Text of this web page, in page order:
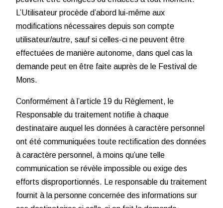
L’Utilisateur procède d’abord lui-même aux
modifications nécessaires depuis son compte
utilisateur/autre, sauf si celles-ci ne peuvent être
effectuées de manière autonome, dans quel cas la
demande peut en être faite auprès de le Festival de
Mons.
Conformément à l’article 19 du Règlement, le
Responsable du traitement notifie à chaque
destinataire auquel les données à caractère personnel
ont été communiquées toute rectification des données
à caractère personnel, à moins qu’une telle
communication se révèle impossible ou exige des
efforts disproportionnés. Le responsable du traitement
fournit à la personne concernée des informations sur